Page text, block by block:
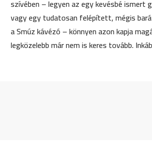
szívében – legyen az egy kevésbé ismert
vagy egy tudatosan felépített, mégis
a Smúz kávézó – könnyen azon kapja
legközelebb már nem is keres tovább.